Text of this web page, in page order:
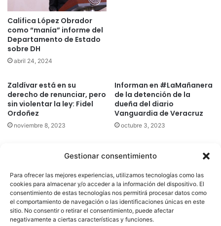
Gestionar consentimiento
Para ofrecer las mejores experiencias, utilizamos tecnologías como las
cookies para almacenar y/o acceder a la información del dispositivo. El
consentimiento de estas tecnologías nos permitirá procesar datos como
el comportamiento de navegación o las identificaciones únicas en este
sitio. No consentir o retirar el consentimiento, puede afectar
negativamente a ciertas características y funciones.
Califica López Obrador
como “manía” informe del
Departamento de Estado
sobre DH
abril 24, 2024
Zaldívar está en su
derecho de renunciar, pero
sin violentar la ley: Fidel
Ordoñez
noviembre 8, 2023
Informan en #LaMañanera
de la detención de la
dueña del diario
Vanguardia de Veracruz
octubre 3, 2023
derechos reservados
|Aviso de Privacidad|Política de Cookies|Defensoría de la
Audiencia|